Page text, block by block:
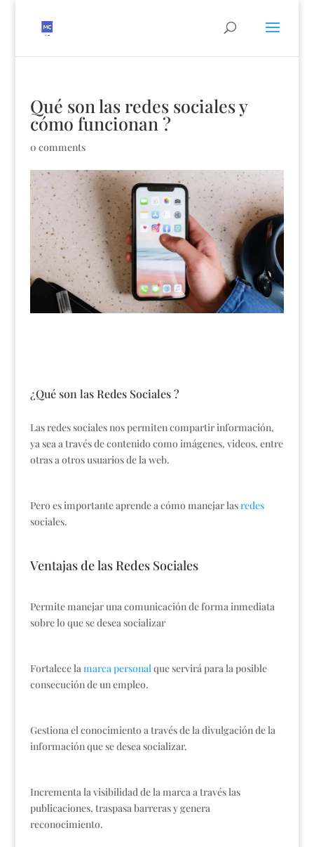
Qué son las redes sociales y
cómo funcionan ?
0 comments
¿Qué son las Redes Sociales ?
Las redes sociales nos permiten compartir información,
ya sea a través de contenido como imágenes, videos, entre
otras a otros usuarios de la web.
Pero es importante aprende a cómo manejar lasredes
sociales.
Ventajas de las Redes Sociales
Permite manejar una comunicación de forma inmediata
sobre lo que se desea socializar
Fortalece lamarca personalque servirá para la posible
consecución de un empleo.
Gestiona el conocimiento a través de la divulgación de la
información que se desea socializar.
Incrementa la visibilidad de la marca a través las
publicaciones, traspasa barreras y genera
reconocimiento.